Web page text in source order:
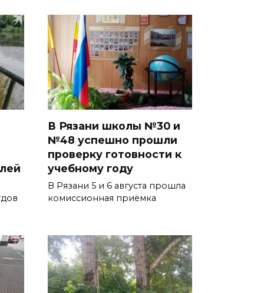
В Рязани школы №30 и
№48 успешно прошли
проверку готовности к
учебному году
В Рязани 5 и 6 августа прошла
комиссионная приёмка